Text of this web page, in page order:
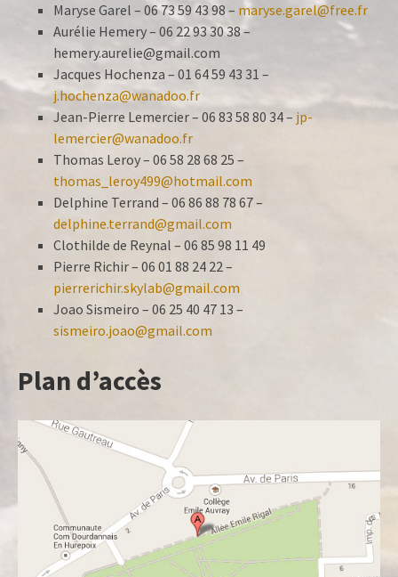
Maryse Garel – 06 73 59 43 98 – maryse.garel@free.fr
Aurélie Hemery – 06 22 93 30 38 –
hemery.aurelie@gmail.com
Jacques Hochenza – 01 64 59 43 31 –
j.hochenza@wanadoo.fr
Jean-Pierre Lemercier – 06 83 58 80 34 – jp-
lemercier@wanadoo.fr
Thomas Leroy – 06 58 28 68 25 –
thomas_leroy499@hotmail.com
Delphine Terrand – 06 86 88 78 67 –
delphine.terrand@gmail.com
Clothilde de Reynal – 06 85 98 11 49
Pierre Richir – 06 01 88 24 22 –
pierrerichir.skylab@gmail.com
Joao Sismeiro – 06 25 40 47 13 –
sismeiro.joao@gmail.com
Plan d’accès